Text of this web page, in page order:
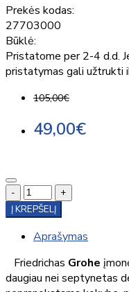
Prekės kodas:
27703000
Būklė:
Pristatome per 2-4 d.d.
pristatymas gali užtrukti
105,00€
49,00€
-
+
Į KREPŠELĮ
Aprašymas
Friedrichas Grohe
daugiau nei septynetas